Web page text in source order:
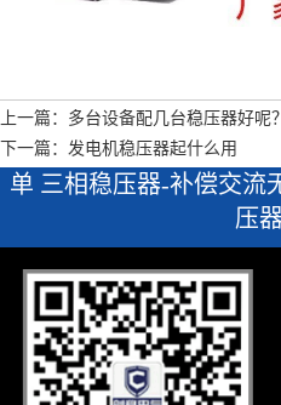
上一篇：多台设备配几台稳压器好呢？
下一篇：发电机稳压器起什么用
单 三相稳压器-补偿交
压